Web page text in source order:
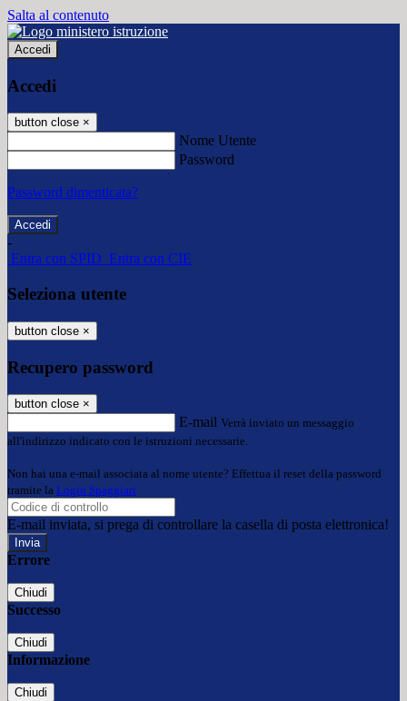
Salta al contenuto
Accedi
Accedi
button close ×
Nome Utente
Password
Password dimenticata?
-
Entra con SPID Entra con CIE
Seleziona utente
button close ×
Recupero password
button close ×
E-mail Verrà inviato un messaggio
all'indirizzo indicato con le istruzioni necessarie.
Non hai una e-mail associata al nome utente? Effettua il reset della password
tramite la Login Spaggiari
E-mail inviata, si prega di controllare la casella di posta elettronica!
Errore
Chiudi
Successo
Chiudi
Informazione
Chiudi